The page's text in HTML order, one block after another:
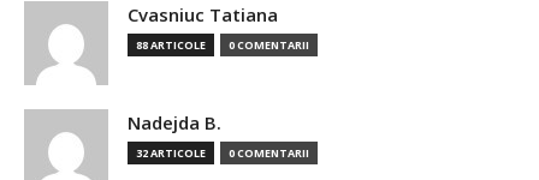
Cvasniuc Tatiana
88 ARTICOLE 0 COMENTARII
Nadejda B.
32 ARTICOLE 0 COMENTARII